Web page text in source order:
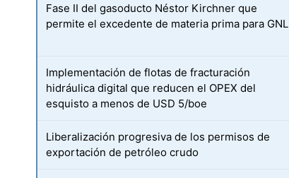
Fase II del gasoducto Néstor Kirchner que
permite el excedente de materia prima para GNL
Implementación de flotas de fracturación
hidráulica digital que reducen el OPEX del
esquisto a menos de USD 5/boe
Liberalización progresiva de los permisos de
exportación de petróleo crudo